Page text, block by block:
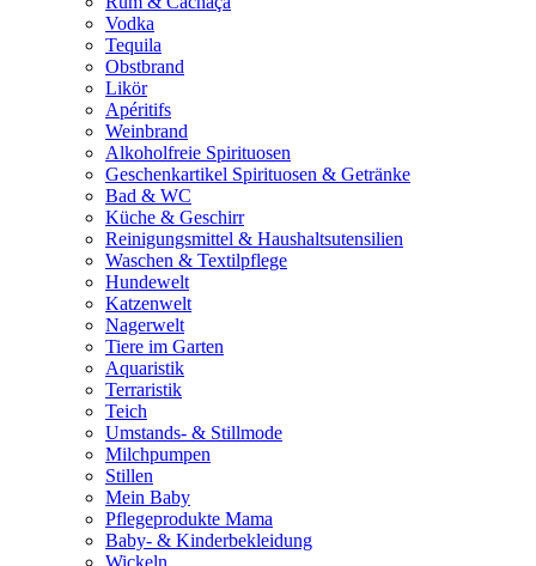
Vodka
Tequila
Obstbrand
Likör
Apéritifs
Weinbrand
Alkoholfreie Spirituosen
Geschenkartikel Spirituosen & Getränke
Bad & WC
Küche & Geschirr
Reinigungsmittel & Haushaltsutensilien
Waschen & Textilpflege
Hundewelt
Katzenwelt
Nagerwelt
Tiere im Garten
Aquaristik
Terraristik
Teich
Umstands- & Stillmode
Milchpumpen
Stillen
Mein Baby
Pflegeprodukte Mama
Baby- & Kinderbekleidung
Wickeln